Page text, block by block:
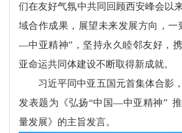
们在友好气氛中共同回顾西安峰会以
域合作成果，展望未来发展方向，一
—中亚精神”，坚持永久睦邻友好，
亚命运共同体建设不断取得新成就。
习近平同中亚五国元首集体合影
发表题为《弘扬“中国—中亚精神”
量发展》的主旨发言。